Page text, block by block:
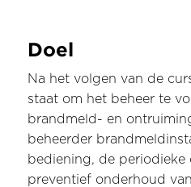
Doel
Na het volgen van de
staat om het beheer te
brandmeld- en
beheerder
bediening, de periodieke
preventief onderhoud